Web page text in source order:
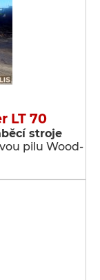
LT 70
stroje
pilu Wood-